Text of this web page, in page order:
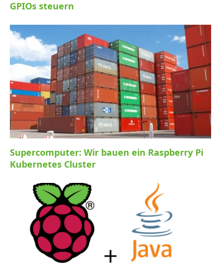
GPIOs steuern
Supercomputer: Wir bauen ein Raspberry Pi
Kubernetes Cluster